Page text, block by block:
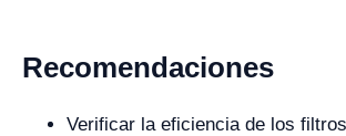
Recomendaciones
Verificar la eficiencia de los